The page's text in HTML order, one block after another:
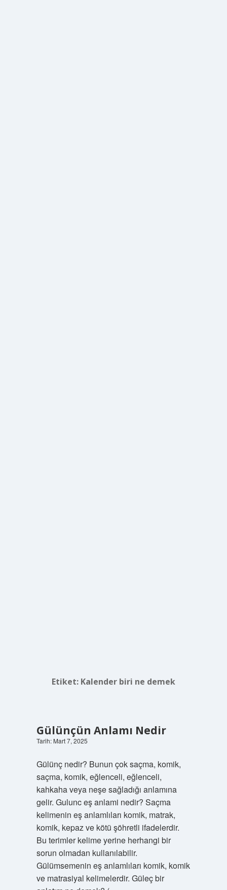
Etiket: Kalender biri ne demek
Gülünçün Anlamı Nedir
Tarih: Mart 7, 2025
Gülünç nedir? Bunun çok saçma, komik,
saçma, komik, eğlenceli, eğlenceli,
kahkaha veya neşe sağladığı anlamına
gelir. Gulunc eş anlami nedir? Saçma
kelimenin eş anlamlıları komik, matrak,
komik, kepaz ve kötü şöhretli ifadelerdir.
Bu terimler kelime yerine herhangi bir
sorun olmadan kullanılabilir.
Gülümsemenin eş anlamlıları komik, komik
ve matrasiyal kelimelerdir. Güleç bir